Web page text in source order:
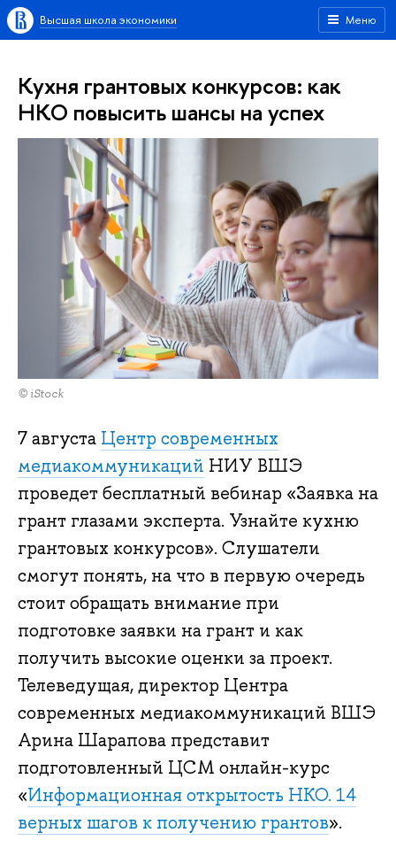
Меню
Высшая школа экономики
Кухня грантовых конкурсов: как
НКО повысить шансы на успех
© iStock
7 августа Центр современных
медиакоммуникаций НИУ ВШЭ
проведет бесплатный вебинар «Заявка на
грант глазами эксперта. Узнайте кухню
грантовых конкурсов». Слушатели
смогут понять, на что в первую очередь
стоит обращать внимание при
подготовке заявки на грант и как
получить высокие оценки за проект.
Телеведущая, директор Центра
современных медиакоммуникаций ВШЭ
Арина Шарапова представит
подготовленный ЦСМ онлайн-курс
«Информационная открытость НКО. 14
верных шагов к получению грантов».